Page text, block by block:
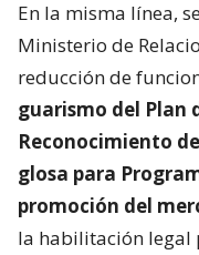
En la misma línea,
Ministerio de
reducción de
guarismo del Plan
Reconocimiento
glosa para
promoción del
la habilitación legal